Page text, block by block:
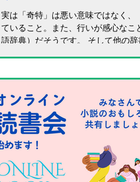
実は「奇特」は悪い意味ではなく、 「特別に優れ
ていること。また、行いが感心なこ
語辞典）だそうです。 そして他の辞書では、言葉
特なやつだ」など、 風変りの意でも